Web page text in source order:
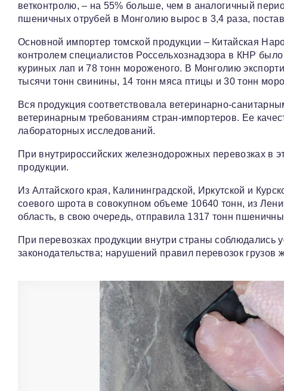
ветконтролю, – на 55% больше, чем в аналогичный
пшеничных отрубей в Монголию вырос в 3,4 раза,
Основной импортер томской продукции – Китайская
контролем специалистов Россельхознадзора в КНР
куриных лап и 78 тонн мороженого. В Монголию
тысячи тонн свинины, 14 тонн мяса птицы и 30 тонн
Вся продукция соответствовала ветеринарно-
ветеринарным требованиям стран-импортеров. Ее
лабораторных исследований.
При внутрироссийских железнодорожных перевозках в
продукции.
Из Алтайского края, Калининградской, Иркутской и
соевого шрота в совокупном объеме 10640 тонн, из
область, в свою очередь, отправила 1317 тонн
При перевозках продукции внутри страны соблюдались
законодательства; нарушений правил перевозок